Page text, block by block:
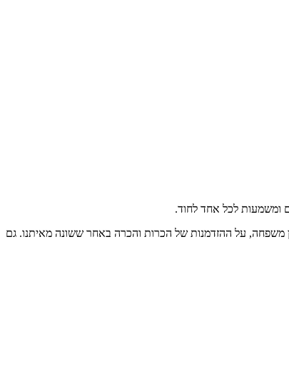
ומשמעות לכל אחד לחוד.
משפחה, על ההזדמנות של הכרות והכרה באחר ששונה מאיתנו. גם